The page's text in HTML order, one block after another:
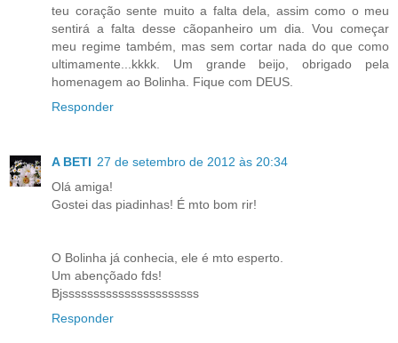
teu coração sente muito a falta dela, assim como o meu
sentirá a falta desse cãopanheiro um dia. Vou começar
meu regime também, mas sem cortar nada do que como
ultimamente...kkkk. Um grande beijo, obrigado pela
homenagem ao Bolinha. Fique com DEUS.
Responder
A BETI 27 de setembro de 2012 às 20:34
Olá amiga!
Gostei das piadinhas! É mto bom rir!
O Bolinha já conhecia, ele é mto esperto.
Um abençõado fds!
Bjssssssssssssssssssssss
Responder